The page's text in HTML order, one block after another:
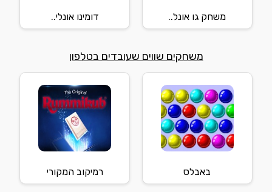
משחק גו אונל.. דומינו אונלי..
משחקים שווים שעובדים בטלפון
באבלס רמיקוב המקורי